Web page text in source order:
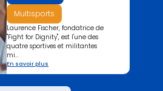
Multisports
Laurence Fischer, fondatrice de
"Fight for Dignity", est l'une des
quatre sportives et militantes
mi...
En savoir plus